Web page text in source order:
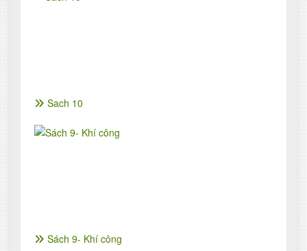
Sach 10
Sách 9- Khí công